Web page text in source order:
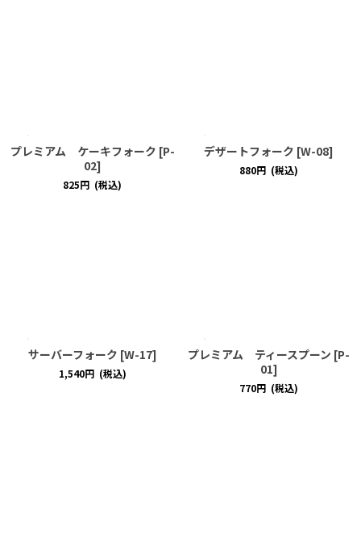
プレミアム ケーキフォーク [P-
02]
825円 (税込)
デザートフォーク [W-08]
880円 (税込)
サーバーフォーク [W-17]
1,540円 (税込)
プレミアム ティースプーン [P-
01]
770円 (税込)